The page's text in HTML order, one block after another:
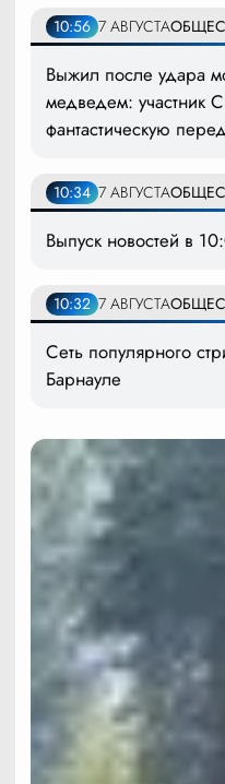
10:56 7 АВГУСТА
Выжил после удара
медведем: участник
фантастическую
10:34 7 АВГУСТА
Выпуск новостей в
10:32 7 АВГУСТА
Сеть популярного
Барнауле